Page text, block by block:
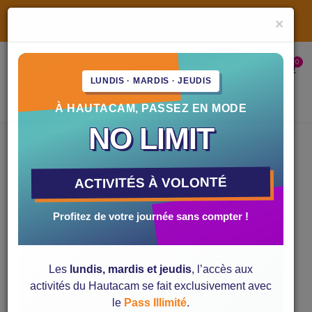
L'EXPLOR'GAMES®
La Zippy bike
La Mountain luge
L'Explor'Games
Horaires et ouvertures
Location de matériel
×
LUNDIS · MARDIS · JEUDIS
À HAUTACAM, PASSEZ EN MODE
NO LIMIT
ACTIVITÉS À VOLONTÉ
Profitez de votre journée sans compter !
Les lundis, mardis et jeudis, l’accès aux
activités du Hautacam se fait exclusivement avec
le Pass Illimité.